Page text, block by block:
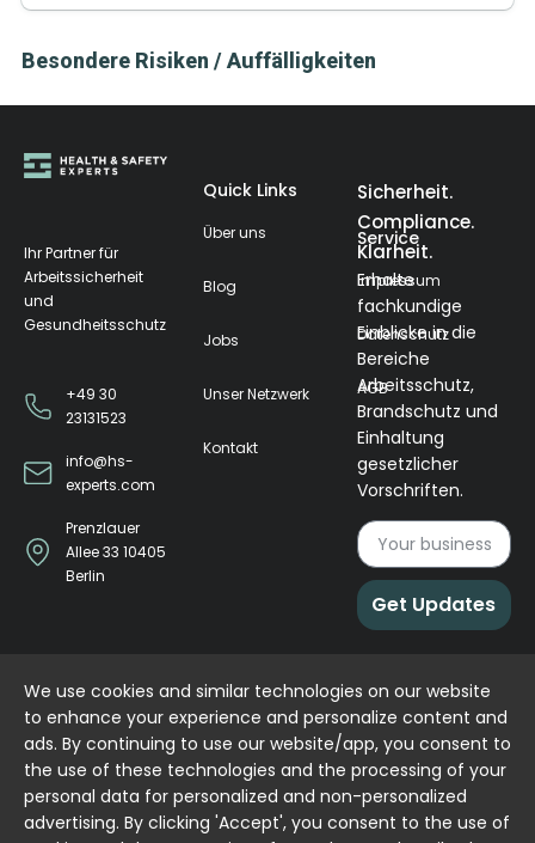
Ihr Partner für
Arbeitssicherheit
und
Gesundheitsschutz
+49 30
23131523
info@hs-
experts.com
Prenzlauer
Allee 33 10405
Berlin
Quick Links
Über uns
Blog
Jobs
Unser Netzwerk
Kontakt
Service
Impressum
Datenschutz
AGB
Sicherheit.
Compliance.
Klarheit.
Erhalte
fachkundige
Einblicke in die
Bereiche
Arbeitsschutz,
Brandschutz und
Einhaltung
gesetzlicher
Vorschriften.
Get Updates
We use cookies and similar technologies on our website
to enhance your experience and personalize content and
ads. By continuing to use our website/app, you consent to
the use of these technologies and the processing of your
personal data for personalized and non-personalized
advertising. By clicking 'Accept', you consent to the use of